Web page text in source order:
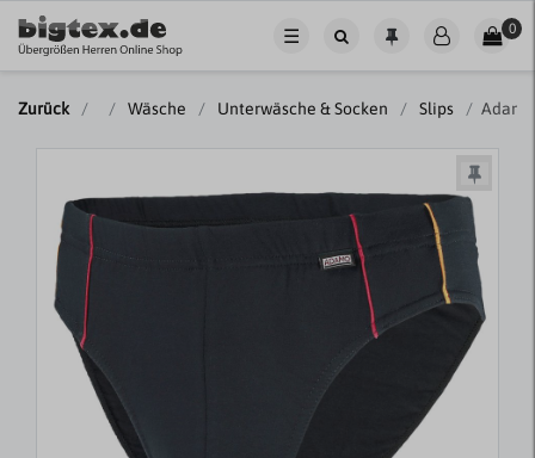
☰ 0
Zurück Wäsche Unterwäsche & Socken Slips